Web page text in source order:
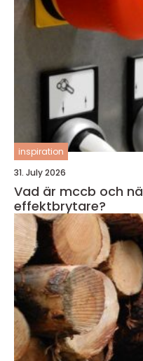
inspiration
31. July 2026
Vad är mccb och
effektbrytare?